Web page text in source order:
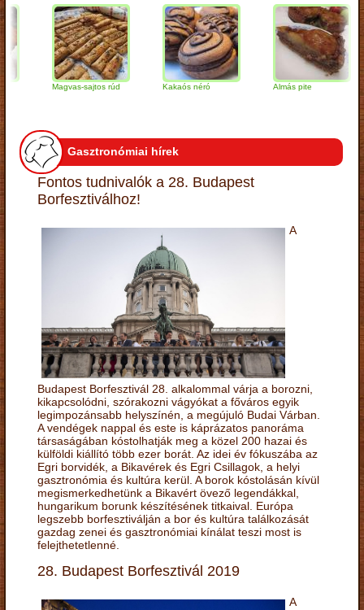
Magvas-sajtos rúd Kakaós néró Almás pite
Gasztronómiai hírek
Fontos tudnivalók a 28. Budapest
Borfesztiválhoz!
A
Budapest Borfesztivál 28. alkalommal várja a borozni,
kikapcsolódni, szórakozni vágyókat a főváros egyik
legimpozánsabb helyszínén, a megújuló Budai Várban.
A vendégek nappal és este is káprázatos panoráma
társaságában kóstolhatják meg a közel 200 hazai és
külföldi kiállító több ezer borát. Az idei év fókuszába az
Egri borvidék, a Bikavérek és Egri Csillagok, a helyi
gasztronómia és kultúra kerül. A borok kóstolásán kívül
megismerkedhetünk a Bikavért övező legendákkal,
hungarikum borunk készítésének titkaival. Európa
legszebb borfesztiválján a bor és kultúra találkozását
gazdag zenei és gasztronómiai kínálat teszi most is
felejthetetlenné.
28. Budapest Borfesztivál 2019
A